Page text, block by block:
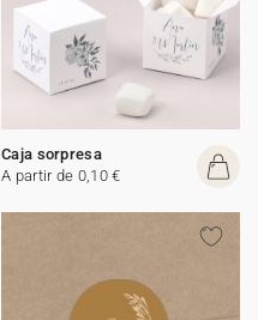
Caja sorpresa
A partir de 0,10 €